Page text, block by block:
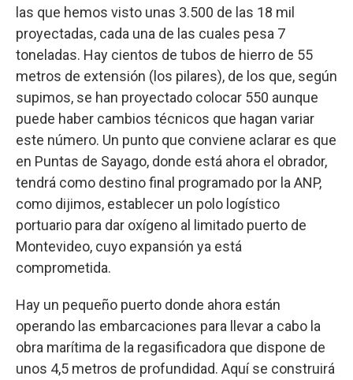
las que hemos visto unas 3.500 de las 18 mil
proyectadas, cada una de las cuales pesa 7
toneladas. Hay cientos de tubos de hierro de 55
metros de extensión (los pilares), de los que, según
supimos, se han proyectado colocar 550 aunque
puede haber cambios técnicos que hagan variar
este número. Un punto que conviene aclarar es que
en Puntas de Sayago, donde está ahora el obrador,
tendrá como destino final programado por la ANP,
como dijimos, establecer un polo logístico
portuario para dar oxígeno al limitado puerto de
Montevideo, cuyo expansión ya está
comprometida.
Hay un pequeño puerto donde ahora están
operando las embarcaciones para llevar a cabo la
obra marítima de la regasificadora que dispone de
unos 4,5 metros de profundidad. Aquí se construirá